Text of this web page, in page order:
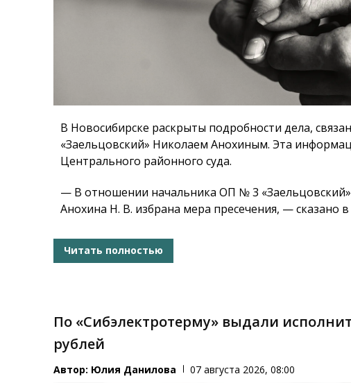
В Новосибирске раскрыты подробности дела,
«Заельцовский» Николаем Анохиным. Эта
Центрального районного суда.
— В отношении начальника ОП № 3
Анохина Н. В. избрана мера пресечения, — сказано
Читать полностью
По «Сибэлектротерму» выдали
рублей
Автор: Юлия Данилова 07 августа 2026, 08:00